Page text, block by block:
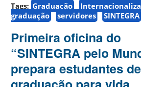
Tags: Graduação
graduação
servidores SINTEGRA
Primeira oficina do
“SINTEGRA pelo
prepara estudantes de